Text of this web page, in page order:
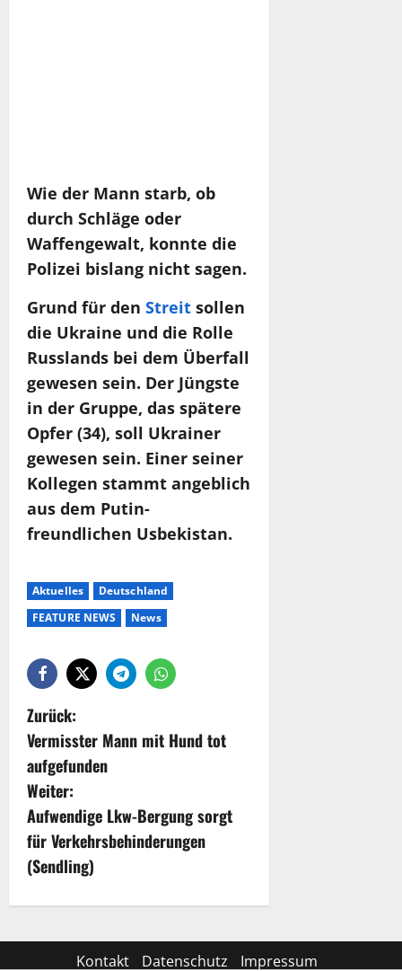
Wie der Mann starb, ob
durch Schläge oder
Waffengewalt, konnte die
Polizei bislang nicht sagen.
Grund für den Streit sollen
die Ukraine und die Rolle
Russlands bei dem Überfall
gewesen sein. Der Jüngste
in der Gruppe, das spätere
Opfer (34), soll Ukrainer
gewesen sein. Einer seiner
Kollegen stammt angeblich
aus dem Putin-
freundlichen Usbekistan.
Aktuelles
Deutschland
FEATURE NEWS
News
Zurück:
Vermisster Mann mit Hund tot
aufgefunden
Weiter:
Aufwendige Lkw-Bergung sorgt
für Verkehrsbehinderungen
(Sendling)
Kontakt Datenschutz Impressum